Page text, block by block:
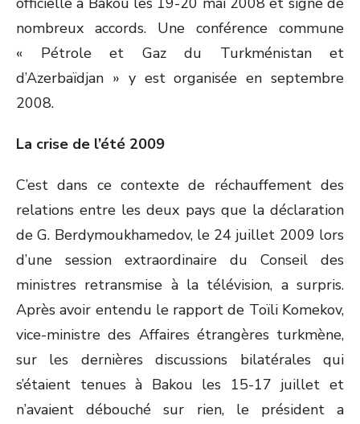
nombreux accords. Une conférence commune
« Pétrole et Gaz du Turkménistan et
d’Azerbaïdjan » y est organisée en septembre
2008.
La crise de l’été 2009
C’est dans ce contexte de réchauffement des
relations entre les deux pays que la déclaration
de G. Berdymoukhamedov, le 24 juillet 2009 lors
d’une session extraordinaire du Conseil des
ministres retransmise à la télévision, a surpris.
Après avoir entendu le rapport de Toïli Komekov,
vice-ministre des Affaires étrangères turkmène,
sur les dernières discussions bilatérales qui
s’étaient tenues à Bakou les 15-17 juillet et
n’avaient débouché sur rien, le président a